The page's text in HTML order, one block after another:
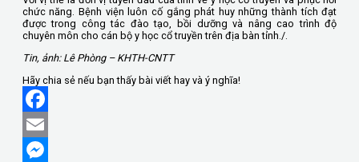
chức năng. Bệnh viện luôn cố gắng phát huy những thành tích đạt
được trong công tác đào tạo, bồi dưỡng và nâng cao trình độ
chuyên môn cho cán bộ y học cổ truyền trên địa bàn tỉnh./.
Tin, ảnh: Lê Phòng – KHTH-CNTT
Hãy chia sẻ nếu bạn thấy bài viết hay và ý nghĩa!
Facebook
Email